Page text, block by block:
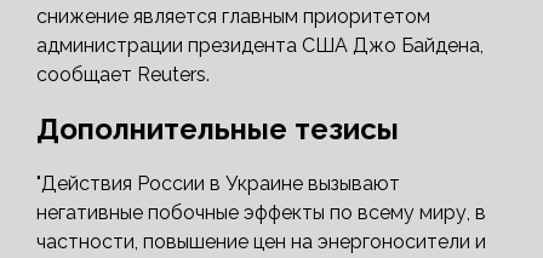
снижение является главным приоритетом
администрации президента США Джо Байдена,
сообщает Reuters.
Дополнительные тезисы
"Действия России в Украине вызывают
негативные побочные эффекты по всему миру, в
частности, повышение цен на энергоносители и